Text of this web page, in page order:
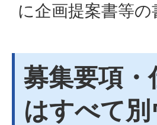
に企画提案書等
募集要項
はすべて